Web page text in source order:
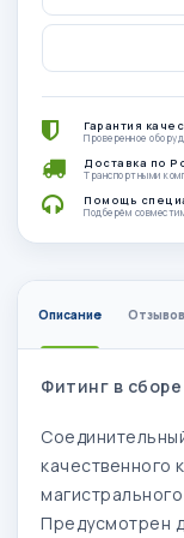
Гарантия
Проверенное
Доставка по
Транспортными
Помощь
Подберём
Описание
Фитинг в
качественного
Предусмотрен